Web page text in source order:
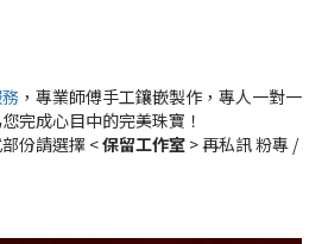
，專業師傅手工鑲嵌製作，專人一對一
完成心目中的完美珠寶！
份請選擇 <保留工作室 > 再私訊 粉專 /